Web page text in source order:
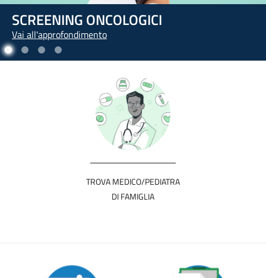
L'ARTE DI PRENDERSI CURA DI SÉ
Vai all'approfondimento
TROVA MEDICO/PEDIATRA
DI FAMIGLIA